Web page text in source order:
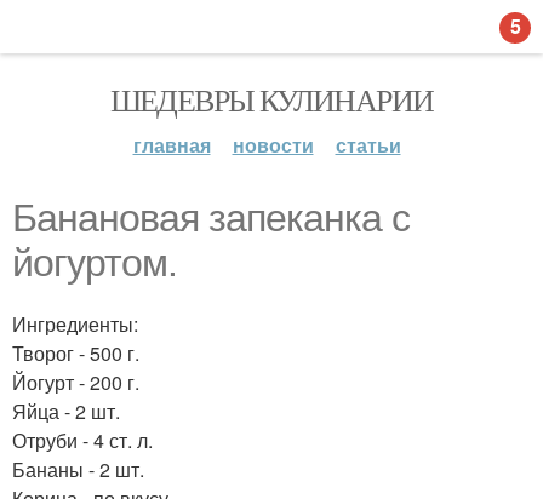
ШЕДЕВРЫ КУЛИНАРИИ
главная новости статьи
Банановая запеканка с
йогуртом.
Ингредиенты:
Творог - 500 г.
Йогурт - 200 г.
Яйца - 2 шт.
Отруби - 4 ст. л.
Бананы - 2 шт.
5